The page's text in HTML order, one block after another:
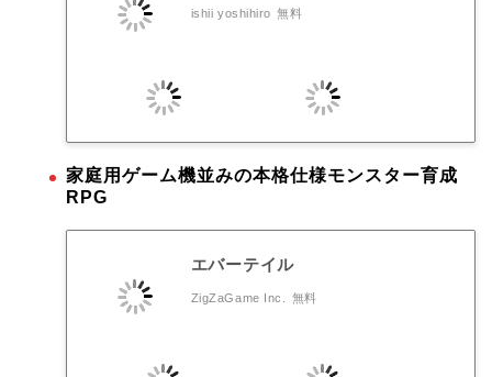
ishii yoshihiro 無料
家庭用ゲーム機並みの本格仕様モンスター育成
RPG
エバーテイル
ZigZaGame Inc. 無料